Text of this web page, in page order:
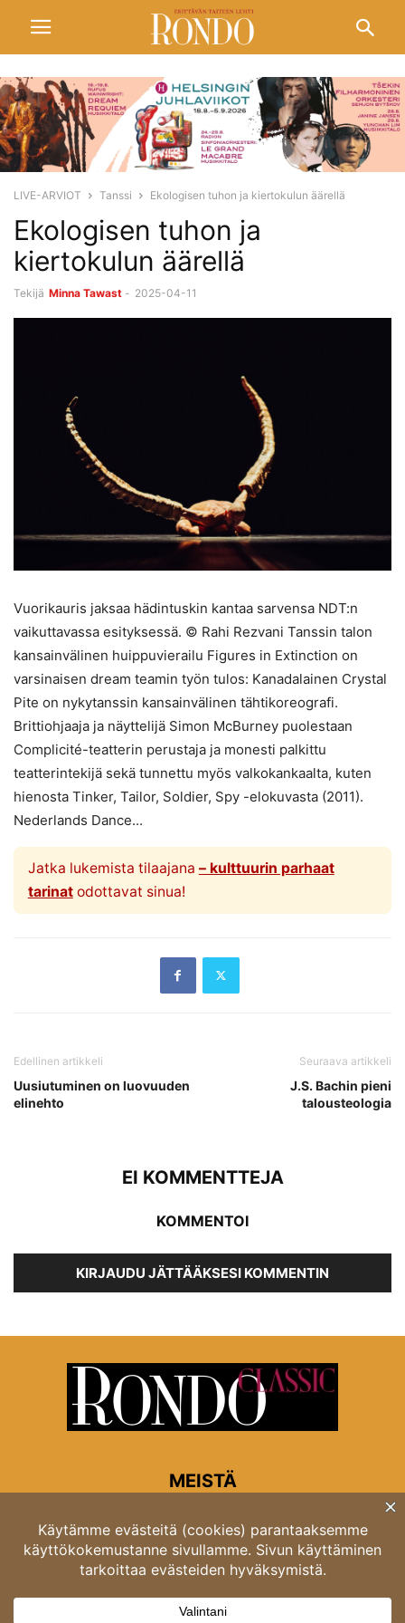
LIVE-ARVIOT Tanssi Ekologisen tuhon ja kiertokulun äärellä
Ekologisen tuhon ja
kiertokulun äärellä
Tekijä Minna Tawast - 2025-04-11
Vuorikauris jaksaa hädintuskin kantaa sarvensa NDT:n
vaikuttavassa esityksessä. © Rahi Rezvani Tanssin talon
kansainvälinen huippuvierailu Figures in Extinction on
varsinaisen dream teamin työn tulos: Kanadalainen Crystal
Pite on nykytanssin kansainvälinen tähtikoreografi.
Brittiohjaaja ja näyttelijä Simon McBurney puolestaan
Complicité-teatterin perustaja ja monesti palkittu
teatterintekijä sekä tunnettu myös valkokankaalta, kuten
hienosta Tinker, Tailor, Soldier, Spy -elokuvasta (2011).
Nederlands Dance...
Jatka lukemista tilaajana – kulttuurin parhaat
tarinatodottavat sinua!
Edellinen artikkeli
Uusiutuminen on luovuuden
elinehto
Seuraava artikkeli
J.S. Bachin pieni
talousteologia
EI KOMMENTTEJA
KOMMENTOI
KIRJAUDU JÄTTÄÄKSESI KOMMENTIN
MEISTÄ
Rondon toimitus
Opastinsilta 6A 00520 Helsinki
Asiakaspalvelu: puh. 03 4246 5318
asiakaspalvelu@rondo.fi
Ota meihin yhteyttä:toimitus@rondo.fi